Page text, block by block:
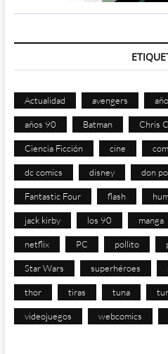
Actualidad avengers
años 90 Batman Chris
Ciencia Ficción cine
dc comics disney don
Fantastic Four flash
jack kirby los 90 manga
netflix PC pollito
Star Wars superhéroes
thor tiras tuna
videojuegos webcomics